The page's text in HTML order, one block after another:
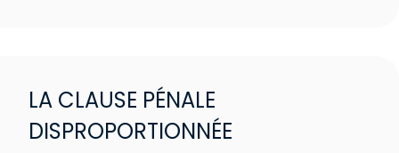
LA CLAUSE PÉNALE
DISPROPORTIONNÉE